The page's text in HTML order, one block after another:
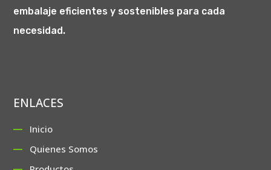
embalaje eficientes y sostenibles para cada
necesidad.
ENLACES
Inicio
Quienes Somos